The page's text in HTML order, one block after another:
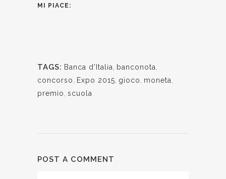
MI PIACE:
TAGS: Banca d'Italia banconota
concorso
Expo 2015 gioco moneta
premio scuola
POST A COMMENT